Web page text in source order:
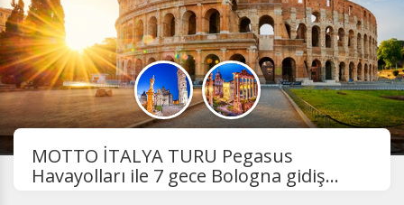
MOTTO İTALYA TURU Pegasus
Havayolları ile 7 gece Bologna gidiş...